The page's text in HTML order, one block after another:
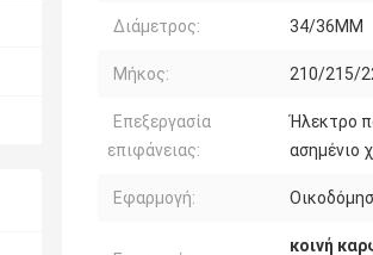
Διάμετρος: 34/36MM
Μήκος: 210/215/
Επεξεργασία
επιφάνειας:
Ήλεκτρο
ασημένιο
Εφαρμογή:
κοινή